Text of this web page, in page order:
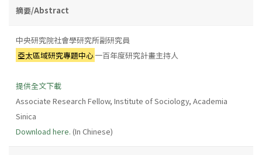
摘要/Abstract
中央研究院社會學研究所副研究員
亞太區域研究專題中心一百年度研究計畫主持人
提供全文下載
Associate Research Fellow, Institute of Sociology, Academia
Sinica
Download here. (In Chinese)